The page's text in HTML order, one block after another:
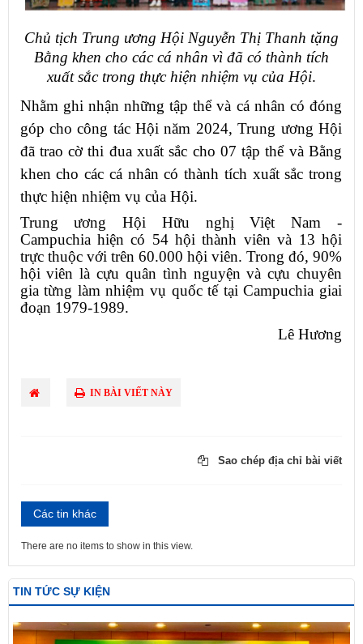
Chủ tịch Trung ương Hội Nguyễn Thị Thanh tặng
Bằng khen cho các cá nhân vì đã có thành tích
xuất sắc trong thực hiện nhiệm vụ của Hội.
Nhằm ghi nhận những tập thể và cá nhân có đóng
góp cho công tác Hội năm 2024, Trung ương Hội
đã trao cờ thi đua xuất sắc cho 07 tập thể và Bằng
khen cho các cá nhân có thành tích xuất sắc trong
thực hiện nhiệm vụ của Hội.
Trung ương Hội Hữu nghị Việt Nam -
Campuchia hiện có 54 hội thành viên và 13 hội
trực thuộc với trên 60.000 hội viên. Trong đó, 90%
hội viên là cựu quân tình nguyện và cựu chuyên
gia từng làm nhiệm vụ quốc tế tại Campuchia giai
đoạn 1979-1989.
Lê Hương
IN BÀI VIẾT NÀY
Sao chép địa chỉ bài viết
Các tin khác
There are no items to show in this view.
TIN TỨC SỰ KIỆN